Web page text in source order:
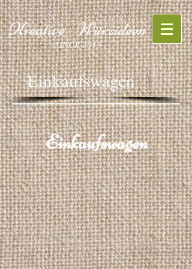
Kreative - Würzideen
SINCE 2015
Einkaufswagen
Einkaufswagen